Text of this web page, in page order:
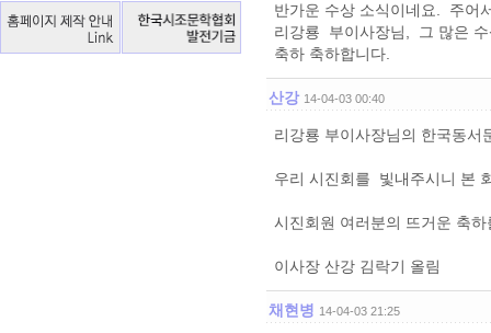
반가운 수상 소식이네요. 주어
리강룡 부이사장님, 그 많은
축하 축하합니다.
산강 14-04-03 00:40
리강룡 부이사장님의 한국동서
우리 시진회를 빛내주시니 본
시진회원 여러분의 뜨거운 축
이사장 산강 김락기 올림
채현병 14-04-03 21:25